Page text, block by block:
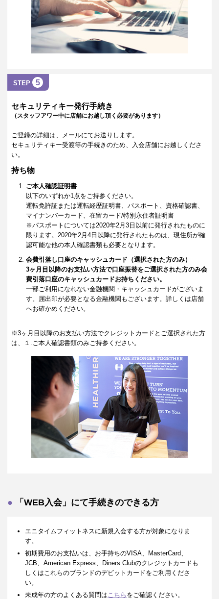
STEP 5
セキュリティキー発行手続き
（スタッフアワー中に店舗にお越し頂く必要があります）
ご登録の詳細は、メールにてお送りします。
セキュリティキー受渡等の手続きのため、入会店舗にお越しくださ
い。
持ち物
ご本人確認証明書
以下のいずれか1点をご持参ください。
運転免許証または運転経歴証明書、パスポート、資格確認書、
マイナンバーカード、在留カード/特別永住者証明書
※パスポートについては2020年2月3日以前に発行されたものに
限ります。2020年2月4日以降に発行されたものは、現住所が確
認可能な他の本人確認書類も必要となります。
会費引落し口座のキャッシュカード（選択された方のみ）
3ヶ月目以降のお支払い方法で口座振替をご選択された方のみ会
費引落口座のキャッシュカードお持ちください。
一部ご利用になれない金融機関・キャッシュカードがございま
す。届出印が必要となる金融機関もございます。詳しくは店舗
へお確かめください。
※3ヶ月目以降のお支払い方法でクレジットカードとご選択された方
は、１.ご本人確認書類のみご持参ください。
「WEB入会」にて手続きのできる方
エニタイムフィットネスに新規入会する方が対象になりま
す。
初期費用のお支払いは、お手持ちのVISA、MasterCard、
JCB、American Express、Diners Clubのクレジットカードも
しくはこれらのブランドのデビットカードをご利用くださ
い。
未成年の方のよくある質問はこちら をご確認ください。